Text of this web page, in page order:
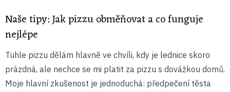
Naše tipy: Jak pizzu obměňovat a co funguje
nejlépe
Tuhle pizzu dělám hlavně ve chvíli, kdy je lednice skoro
prázdná, ale nechce se mi platit za pizzu s dovážkou domů.
Moje hlavní zkušenost je jednoduchá: předpečení těsta